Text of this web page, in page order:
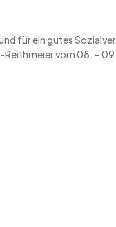
für ein gutes
Reithmeier vom 08. –